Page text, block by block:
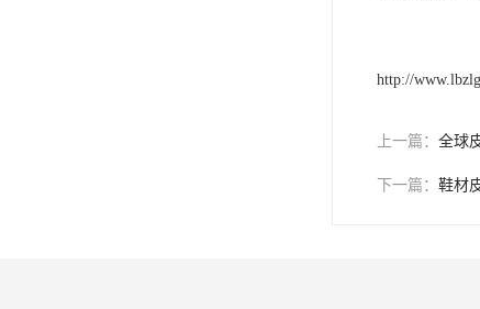
http://
上一篇： 全球
下一篇： 鞋材